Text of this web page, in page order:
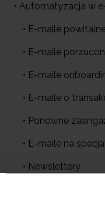
• Automatyzacja w
• E-maile
• E-maile
• E-maile
• E-maile o
• Ponowne
• E-maile na
• Newslettery